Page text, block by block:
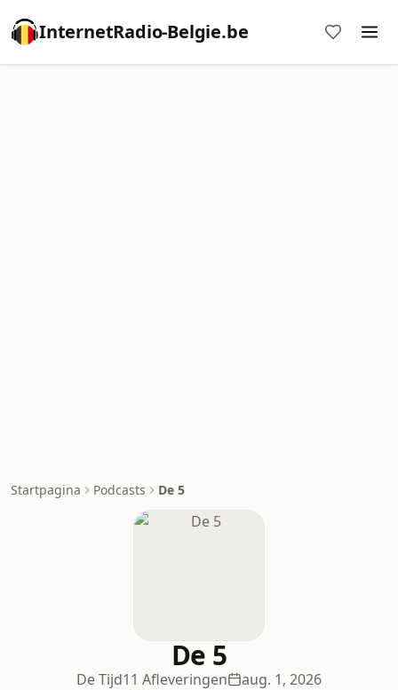
InternetRadio-Belgie.be
Startpagina Podcasts De 5
De 5
De Tijd11 Afleveringen aug. 1, 2026